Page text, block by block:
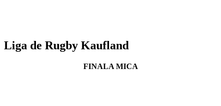
Liga de Rugby Kaufland
FINALA MICA